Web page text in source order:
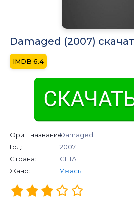
Damaged (2007)
6.4
Ориг. название:Damaged
Год:
2007
Страна:
США
Жанр:
Ужасы